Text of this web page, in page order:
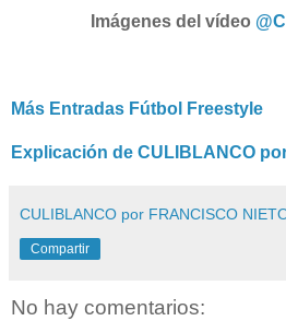
Imágenes del vídeo
Más Entradas Fútbol Freestyle
Explicación de CULIBLANCO
CULIBLANCO por FRANCISCO
Compartir
No hay comentarios: